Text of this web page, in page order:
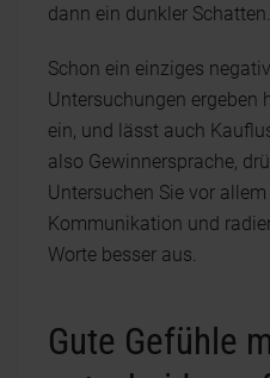
dann ein dunkler Schatten.
Schon ein einziges
Untersuchungen ergeben
ein, und lässt auch
also Gewinnersprache,
Untersuchen Sie vor
Kommunikation und
Worte besser aus.
Gute Gefühle